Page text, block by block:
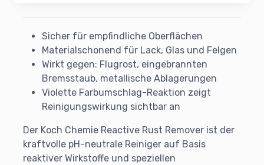
Sicher für empfindliche Oberflächen
Materialschonend für Lack, Glas und Felgen
Wirkt gegen: Flugrost, eingebrannten
Bremsstaub, metallische Ablagerungen
Violette Farbumschlag-Reaktion zeigt
Reinigungswirkung sichtbar an
Der Koch Chemie Reactive Rust Remover ist der
kraftvolle pH-neutrale Reiniger auf Basis
reaktiver Wirkstoffe und speziellen